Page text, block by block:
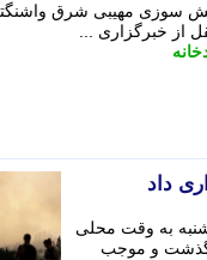
بیش از 70 کیلومتر بر ساعت، آتش سوزی مهیبی
از خبرگزاری ...
داد
به وقت محلی
گذشت و موجب